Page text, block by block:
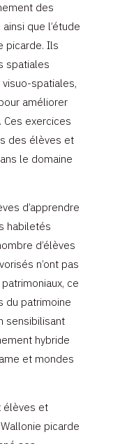
des
que l’étude
picarde. Ils
spatiales
spatiales,
améliorer
Ces exercices
des élèves et
le domaine
d’apprendre
habiletés
d’élèves
n’ont pas
ce
du patrimoine
sensibilisant
hybride
et mondes
élèves et
picarde